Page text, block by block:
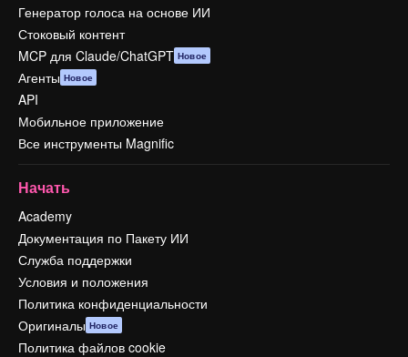
Генератор голоса на основе ИИ
Стоковый контент
MCP для Claude/ChatGPT Новое
Агенты Новое
API
Мобильное приложение
Все инструменты Magnific
Начать
Academy
Документация по Пакету ИИ
Служба поддержки
Условия и положения
Политика конфиденциальности
Оригиналы Новое
Политика файлов cookie